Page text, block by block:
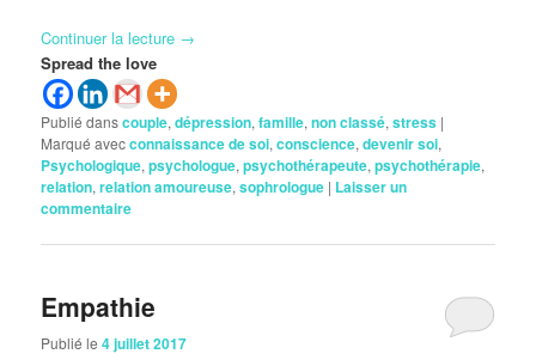
Continuer la lecture →
Spread the love
Publié danscouple,dépression,famille,non classé,stress |
Marqué avecconnaissance de soi,conscience,devenir soi,
Psychologique,psychologue,psychothérapeute,psychothérapie,
relation,relation amoureuse,sophrologue | Laisser un
commentaire
Empathie
Publié le4 juillet 2017